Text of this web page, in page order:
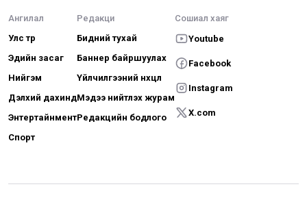
Ангилал
Улс төр
Эдийн засаг
Нийгэм
Дэлхий дахинд
Энтертайнмент
Спорт
Редакци
Бидний тухай
Баннер байршуулах
Үйлчилгээний нөхцөл
Мэдээ нийтлэх журам
Редакцийн бодлого
Сошиал хаяг
Youtube
Facebook
Instagram
X.com